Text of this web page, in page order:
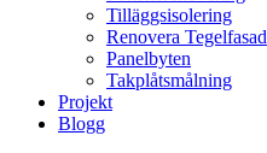
Tilläggsisolering
Renovera Tegelfasad
Panelbyten
Takplåtsmålning
Projekt
Blogg